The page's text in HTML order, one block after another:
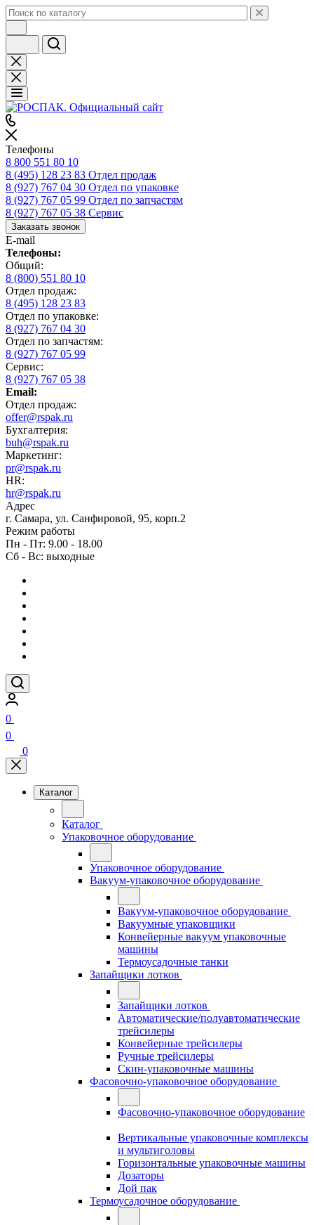
Телефоны
8 800 551 80 10
8 (495) 128 23 83 Отдел продаж
8 (927) 767 04 30 Отдел по упаковке
8 (927) 767 05 99 Отдел по запчастям
8 (927) 767 05 38 Сервис
Заказать звонок
E-mail
Телефоны:
Общий:
8 (800) 551 80 10
Отдел продаж:
8 (495) 128 23 83
Отдел по упаковке:
8 (927) 767 04 30
Отдел по запчастям:
8 (927) 767 05 99
Сервис:
8 (927) 767 05 38
Email:
Отдел продаж:
offer@rspak.ru
Бухгалтерия:
buh@rspak.ru
Маркетинг:
pr@rspak.ru
HR:
hr@rspak.ru
Адрес
г. Самара, ул. Санфировой, 95, корп.2
Режим работы
Пн - Пт: 9.00 - 18.00
Сб - Вс: выходные
0
0
0
Каталог
Каталог
Упаковочное оборудование
Упаковочное оборудование
Вакуум-упаковочное оборудование
Вакуум-упаковочное оборудование
Вакуумные упаковщики
Конвейерные вакуум упаковочные
машины
Термоусадочные танки
Запайщики лотков
Запайщики лотков
Автоматические/полуавтоматические
трейсилеры
Конвейерные трейсилеры
Ручные трейсилеры
Скин-упаковочные машины
Фасовочно-упаковочное оборудование
Фасовочно-упаковочное оборудование
Вертикальные упаковочные комплексы
и мультиголовы
Горизонтальные упаковочные машины
Дозаторы
Дой пак
Термоусадочное оборудование